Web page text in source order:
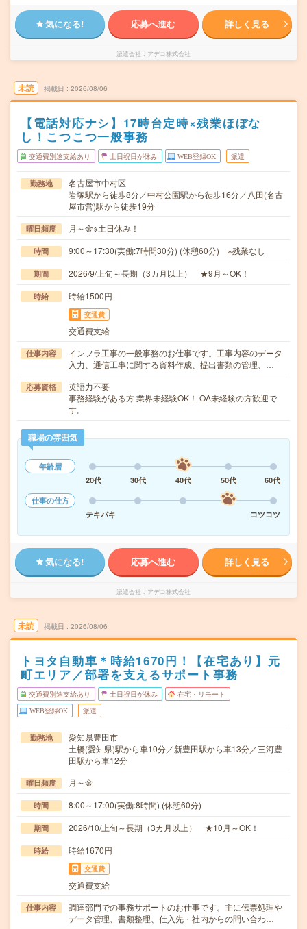
気になる! 応募へ進む 詳しく見る
派遣会社 アデコ株式会社
未読 掲載日 2026/08/06
【電話対応ナシ】17時台定時×残業ほぼな
し！こつこつ一般事務
交通費別途支給あり 土日祝日が休み WEB登録OK 派遣
勤務地
名古屋市中村区
岩塚駅から徒歩8分／中村公園駅から徒歩16分／八田(名古
屋市営)駅から徒歩19分
曜日頻度 月～金※土日休み！
時間 9:00～17:30(実働:7時間30分) (休憩60分) ※残業なし
期間 2026/9/上旬～長期（3カ月以上） ★9月～OK！
時給 時給1500円
交通費
交通費支給
仕事内容
インフラ工事の一般事務のお仕事です。工事内容のデータ
入力、通信工事に関する資料作成、提出書類の管理、…
応募資格
英語力不要
事務経験がある方 業界未経験OK！ OA未経験の方歓迎で
す。
職場の雰囲気
年齢層
20代
30代 40代 50代
60代
仕事の仕方
テキパキ
コツコツ
気になる! 応募へ進む 詳しく見る
派遣会社 アデコ株式会社
未読 掲載日 2026/08/06
トヨタ自動車＊時給1670円！【在宅あり】元
町エリア／部署を支えるサポート事務
交通費別途支給あり 土日祝日が休み 在宅・リモート
WEB登録OK 派遣
勤務地
愛知県豊田市
土橋(愛知県)駅から車10分／新豊田駅から車13分／三河豊
田駅から車12分
曜日頻度 月～金
時間 8:00～17:00(実働:8時間) (休憩60分)
期間 2026/10/上旬～長期（3カ月以上） ★10月～OK！
時給 時給1670円
交通費
交通費支給
仕事内容
調達部門での事務サポートのお仕事です。主に伝票処理や
データ管理、書類整理、仕入先・社内からの問い合わ…